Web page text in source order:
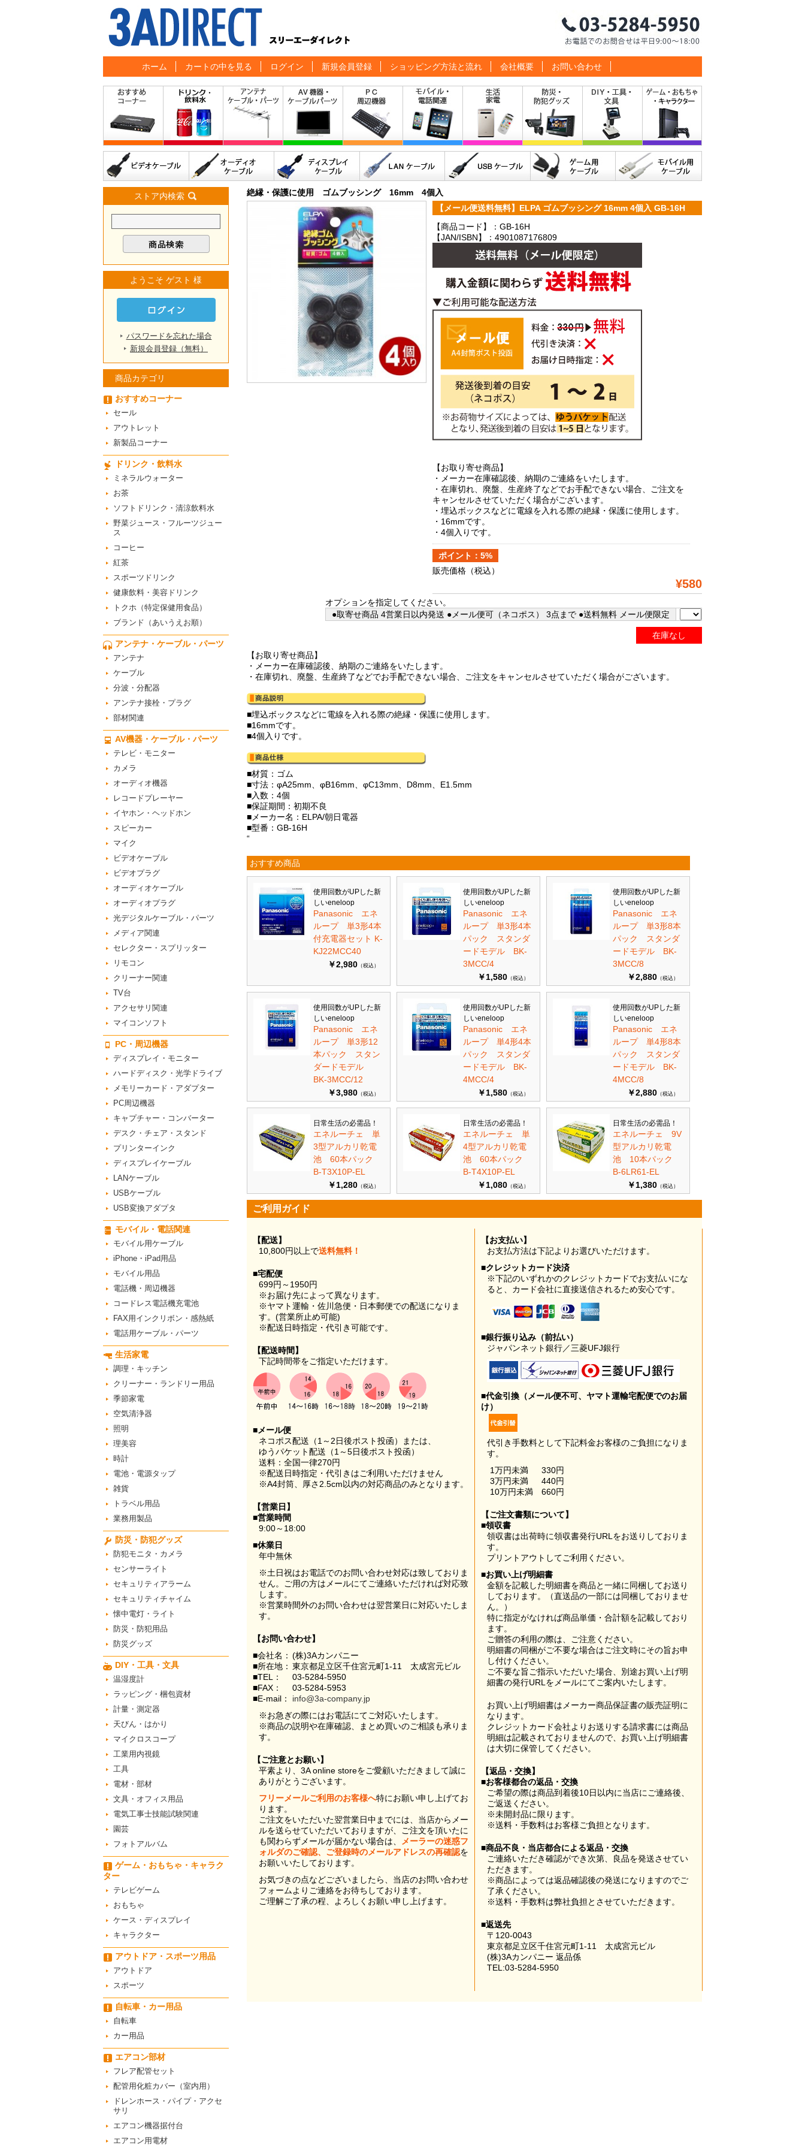
ホーム カートの中を見る ログイン 新規会員登録 ショッピング方法と流れ 会社概要 お問い合わせ
ストア内検索
ようこそ ゲスト 様
パスワードを忘れた場合
新規会員登録（無料）
商品カテゴリ
おすすめコーナー
セール
アウトレット
新製品コーナー
ドリンク・飲料水
ミネラルウォーター
お茶
ソフトドリンク・清涼飲料水
野菜ジュース・フルーツジュー
ス
コーヒー
紅茶
スポーツドリンク
健康飲料・美容ドリンク
トクホ（特定保健用食品）
ブランド（あいうえお順）
アンテナ・ケーブル・パーツ
アンテナ
ケーブル
分波・分配器
アンテナ接栓・プラグ
部材関連
AV機器・ケーブル・パーツ
テレビ・モニター
カメラ
オーディオ機器
レコードプレーヤー
イヤホン・ヘッドホン
スピーカー
マイク
ビデオケーブル
ビデオプラグ
オーディオケーブル
オーディオプラグ
光デジタルケーブル・パーツ
メディア関連
セレクター・スプリッター
リモコン
クリーナー関連
TV台
アクセサリ関連
マイコンソフト
PC・周辺機器
ディスプレイ・モニター
ハードディスク・光学ドライブ
メモリーカード・アダプター
PC周辺機器
キャプチャー・コンバーター
デスク・チェア・スタンド
プリンターインク
ディスプレイケーブル
LANケーブル
USBケーブル
USB変換アダプタ
モバイル・電話関連
モバイル用ケーブル
iPhone・iPad用品
モバイル用品
電話機・周辺機器
コードレス電話機充電池
FAX用インクリボン・感熱紙
電話用ケーブル・パーツ
生活家電
調理・キッチン
クリーナー・ランドリー用品
季節家電
空気清浄器
照明
理美容
時計
電池・電源タップ
雑貨
トラベル用品
業務用製品
防災・防犯グッズ
防犯モニタ・カメラ
センサーライト
セキュリティアラーム
セキュリティチャイム
懐中電灯・ライト
防災・防犯用品
防災グッズ
DIY・工具・文具
温湿度計
ラッピング・梱包資材
計量・測定器
天びん・はかり
マイクロスコープ
工業用内視鏡
工具
電材・部材
文具・オフィス用品
電気工事士技能試験関連
園芸
フォトアルバム
ゲーム・おもちゃ・キャラク
ター
テレビゲーム
おもちゃ
ケース・ディスプレイ
キャラクター
アウトドア・スポーツ用品
アウトドア
スポーツ
自転車・カー用品
自転車
カー用品
エアコン部材
フレア配管セット
配管用化粧カバー（室内用）
ドレンホース・パイプ・アクセ
サリ
エアコン機器据付台
エアコン用電材
絶縁・保護に使用 ゴムブッシング 16mm 4個入
【メール便送料無料】ELPA ゴムブッシング 16mm 4個入 GB-16H
【商品コード】：GB-16H
【JAN/ISBN】：4901087176809
【お取り寄せ商品】
・メーカー在庫確認後、納期のご連絡をいたします。
・在庫切れ、廃盤、生産終了などでお手配できない場合、ご注文を
キャンセルさせていただく場合がございます。
・埋込ボックスなどに電線を入れる際の絶縁・保護に使用します。
・16mmです。
・4個入りです。
ポイント：5%
販売価格 （税込）
¥580
オプションを指定してください。
●取寄せ商品 4営業日以内発送 ●メール便可（ネコポス） 3点まで ●送料無料 メール便限定
在庫なし
【お取り寄せ商品】
・メーカー在庫確認後、納期のご連絡をいたします。
・在庫切れ、廃盤、生産終了などでお手配できない場合、ご注文をキャンセルさせていただく場合がございます。
■埋込ボックスなどに電線を入れる際の絶縁・保護に使用します。
■16mmです。
■4個入りです。
■材質：ゴム
■寸法：φA25mm、φB16mm、φC13mm、D8mm、E1.5mm
■入数：4個
■保証期間：初期不良
■メーカー名：ELPA/朝日電器
■型番：GB-16H
“
おすすめ商品
使用回数がUPした新
しいeneloop
Panasonic エネ
ループ 単3形4本
付充電器セット K-
KJ22MCC40
￥2,980 （税込）
使用回数がUPした新
しいeneloop
Panasonic エネ
ループ 単3形4本
パック スタンダ
ードモデル BK-
3MCC/4
￥1,580 （税込）
使用回数がUPした新
しいeneloop
Panasonic エネ
ループ 単3形8本
パック スタンダ
ードモデル BK-
3MCC/8
￥2,880 （税込）
使用回数がUPした新
しいeneloop
Panasonic エネ
ループ 単3形12
本パック スタン
ダードモデル
BK-3MCC/12
￥3,980 （税込）
使用回数がUPした新
しいeneloop
Panasonic エネ
ループ 単4形4本
パック スタンダ
ードモデル BK-
4MCC/4
￥1,580 （税込）
使用回数がUPした新
しいeneloop
Panasonic エネ
ループ 単4形8本
パック スタンダ
ードモデル BK-
4MCC/8
￥2,880 （税込）
日常生活の必需品！
エネルーチェ 単
3型アルカリ乾電
池 60本パック
B-T3X10P-EL
￥1,280 （税込）
日常生活の必需品！
エネルーチェ 単
4型アルカリ乾電
池 60本パック
B-T4X10P-EL
￥1,080 （税込）
日常生活の必需品！
エネルーチェ 9V
型アルカリ乾電
池 10本パック
B-6LR61-EL
￥1,380 （税込）
ご利用ガイド
【配送】
10,800円以上で送料無料！
■宅配便
699円～1950円
※お届け先によって異なります。
※ヤマト運輸・佐川急便・日本郵便での配送になりま
す。(営業所止め可能)
※配送日時指定・代引き可能です。
【配送時間】
下記時間帯をご指定いただけます。
■メール便
ネコポス配送（1～2日後ポスト投函）または、
ゆうパケット配送（1～5日後ポスト投函）
送料：全国一律270円
※配送日時指定・代引きはご利用いただけません
※A4封筒、厚さ2.5cm以内の対応商品のみとなります。
【営業日】
■営業時間
9:00～18:00
■休業日
年中無休
※土日祝はお電話でのお問い合わせ対応は致しておりま
せん。ご用の方はメールにてご連絡いただければ対応致
します。
※営業時間外のお問い合わせは翌営業日に対応いたしま
す。
【お問い合わせ】
■会社名： (株)3Aカンパニー
■所在地： 東京都足立区千住宮元町1-11 太成宮元ビル
■TEL：
03-5284-5950
■FAX：
03-5284-5953
■E-mail：
info@3a-company.jp
※お急ぎの際にはお電話にてご対応いたします。
※商品の説明や在庫確認、まとめ買いのご相談も承りま
す。
【ご注意とお願い】
平素より、3A online storeをご愛顧いただきまして誠に
ありがとうございます。
フリーメールご利用のお客様へ特にお願い申し上げてお
ります。
ご注文をいただいた翌営業日中までには、当店からメー
ルを送らせていただいておりますが、ご注文を頂いたに
も関わらずメールが届かない場合は、
メーラーの迷惑フ
ォルダのご確認、ご登録時のメールアドレスの再確認を
お願いいたしております。
お気づきの点などございましたら、当店のお問い合わせ
フォームよりご連絡をお待ちしております。
ご理解ご了承の程、よろしくお願い申し上げます。
【お支払い】
お支払方法は下記よりお選びいただけます。
■クレジットカード決済
※下記のいずれかのクレジットカードでお支払いにな
ると、カード会社に直接送信されるため安心です。
■銀行振り込み（前払い）
ジャパンネット銀行／三菱UFJ銀行
■代金引換（メール便不可、ヤマト運輸宅配便でのお届
け）
代引き手数料として下記料金お客様のご負担になりま
す。
1万円未満
330円
3万円未満
440円
10万円未満
660円
【ご注文書類について】
■領収書
領収書は出荷時に領収書発行URLをお送りしておりま
す。
プリントアウトしてご利用ください。
■お買い上げ明細書
金額を記載した明細書を商品と一緒に同梱してお送り
しております。（直送品の一部には同梱しておりませ
ん。）
特に指定がなければ商品単価・合計額を記載しており
ます。
ご贈答の利用の際は、ご注意ください。
明細書の同梱がご不要な場合はご注文時にその旨お申
し付けください。
ご不要な旨ご指示いただいた場合、別途お買い上げ明
細書の発行URLをメールにてご案内いたします。
お買い上げ明細書はメーカー商品保証書の販売証明に
なります。
クレジットカード会社よりお送りする請求書には商品
明細は記載されておりませんので、お買い上げ明細書
は大切に保管してください。
【返品・交換】
■お客様都合の返品・交換
ご希望の際は商品到着後10日以内に当店にご連絡後、
ご返送ください。
※未開封品に限ります。
※送料・手数料はお客様ご負担となります。
■商品不良・当店都合による返品・交換
ご連絡いただき確認ができ次第、良品を発送させてい
ただきます。
※商品によっては返品確認後の発送になりますのでご
了承ください。
※送料・手数料は弊社負担とさせていただきます。
■返送先
〒120-0043
東京都足立区千住宮元町1-11 太成宮元ビル
(株)3Aカンパニー 返品係
TEL:03-5284-5950